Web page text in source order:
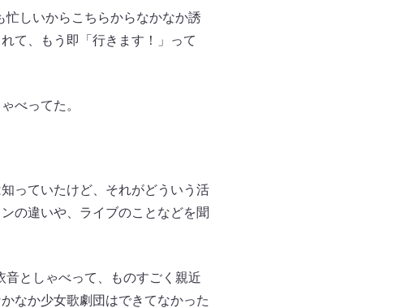
しいからこちらからなかなか誘
て、もう即「行きます！」って
べってた。
っていたけど、それがどういう活
の違いや、ライブのことなどを聞
としゃべって、ものすごく親近
なか少女歌劇団はできてなかった